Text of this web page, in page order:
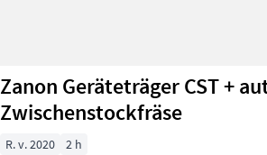
Zanon Geräteträger CST +
Zwischenstockfräse
R. v. 2020
2 h